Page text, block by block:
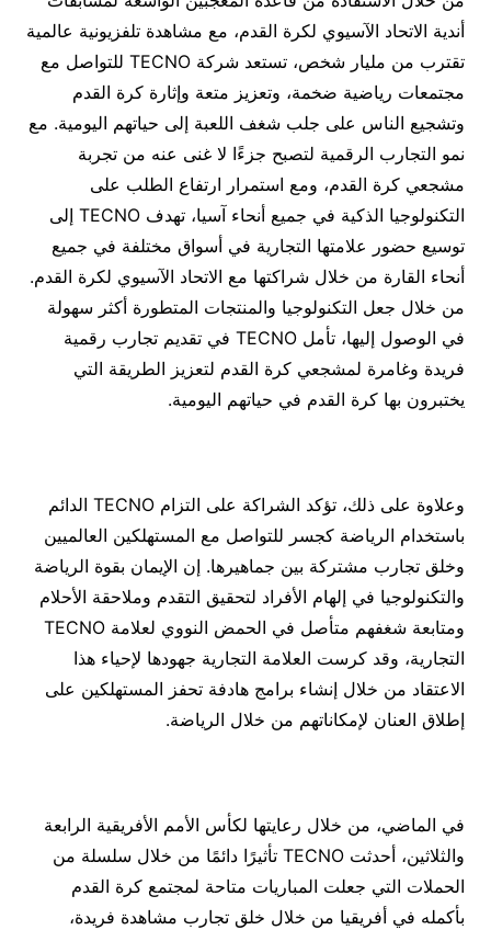
أندية الاتحاد الآسيوي لكرة القدم، مع مشاهدة تلفزيونية عالمية
تقترب من مليار شخص، تستعد شركة TECNO للتواصل مع
مجتمعات رياضية ضخمة، وتعزيز متعة وإثارة كرة القدم
وتشجيع الناس على جلب شغف اللعبة إلى حياتهم اليومية. مع
نمو التجارب الرقمية لتصبح جزءًا لا غنى عنه من تجربة
مشجعي كرة القدم، ومع استمرار ارتفاع الطلب على
التكنولوجيا الذكية في جميع أنحاء آسيا، تهدف TECNO إلى
توسيع حضور علامتها التجارية في أسواق مختلفة في جميع
أنحاء القارة من خلال شراكتها مع الاتحاد الآسيوي لكرة القدم.
من خلال جعل التكنولوجيا والمنتجات المتطورة أكثر سهولة
في الوصول إليها، تأمل TECNO في تقديم تجارب رقمية
فريدة وغامرة لمشجعي كرة القدم لتعزيز الطريقة التي
يختبرون بها كرة القدم في حياتهم اليومية.
وعلاوة على ذلك، تؤكد الشراكة على التزام TECNO الدائم
باستخدام الرياضة كجسر للتواصل مع المستهلكين العالميين
وخلق تجارب مشتركة بين جماهيرها. إن الإيمان بقوة الرياضة
والتكنولوجيا في إلهام الأفراد لتحقيق التقدم وملاحقة الأحلام
ومتابعة شغفهم متأصل في الحمض النووي لعلامة TECNO
التجارية، وقد كرست العلامة التجارية جهودها لإحياء هذا
الاعتقاد من خلال إنشاء برامج هادفة تحفز المستهلكين على
إطلاق العنان لإمكاناتهم من خلال الرياضة.
في الماضي، من خلال رعايتها لكأس الأمم الأفريقية الرابعة
والثلاثين، أحدثت TECNO تأثيرًا دائمًا من خلال سلسلة من
الحملات التي جعلت المباريات متاحة لمجتمع كرة القدم
بأكمله في أفريقيا من خلال خلق تجارب مشاهدة فريدة،